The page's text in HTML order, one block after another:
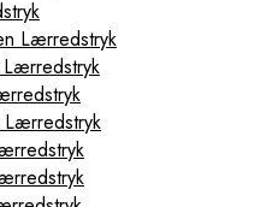
Lærredstryk
Lærredstryk